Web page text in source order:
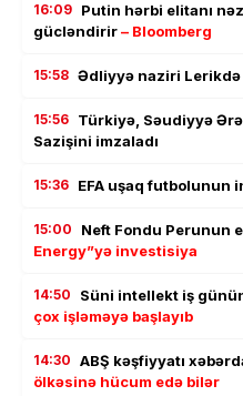
16:09 Putin hərbi elitanı
gücləndirir– Bloomberg
15:58 Ədliyyə naziri Lerikdə
15:56 Türkiyə, Səudiyyə
Sazişini imzaladı
15:36 EFA uşaq futbolunun
15:00 Neft Fondu Perunun
Energy”yə investisiya
14:50 Süni intellekt iş
çox işləməyə başlayıb
14:30 ABŞ kəşfiyyatı
ölkəsinə hücum edə bilər